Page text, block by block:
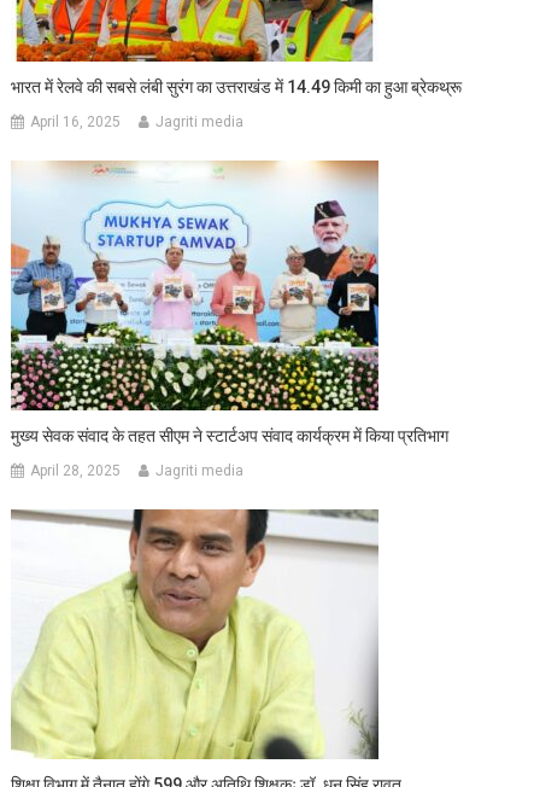
भारत में रेलवे की सबसे लंबी सुरंग का उत्तराखंड में 14.49 किमी का हुआ ब्रेकथ्रू
April 16, 2025 Jagriti media
मुख्य सेवक संवाद के तहत सीएम ने स्टार्टअप संवाद कार्यक्रम में किया प्रतिभाग
April 28, 2025 Jagriti media